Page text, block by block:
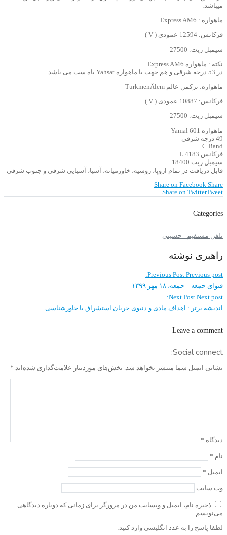
میباشد:
ماهواره : Express AM6
فرکانس: 12594 عمودی ( V )
سیمبل ریت: 27500
نکته : ماهواره Express AM6
در 53 درجه شرقی و هم جهت با ماهواره Yahsat یاه ست می باشد
ماهواره: ترکمن عالم TurkmenÄlem
فرکانس: 10887 عمودی ( V )
سیمبل ریت: 27500
ماهواره Yamal 601
49 درجه شرقی
C Band
فرکانس 4183 L
سیمبل ریت 18400
قابل دریافت در تمام اروپا، روسیه، خاورمیانه، آسیا، آسیایی شرقی و جنوب شرقی
Share on Facebook Share
Share on TwitterTweet
Categories
تلفن مستقیم - حسینی
راهبری نوشته
Previous Post Previous post:
فتوای جمعه – جمعه، ۱۸ مهر ۱۳۹۹
Next Post Next post:
اندیشه برتر : اهداف مادی و دنیوی جریان استشراق یا خاورشناسی
Leave a comment
Social connect:
نشانی ایمیل شما منتشر نخواهد شد. بخش‌های موردنیاز علامت‌گذاری شده‌اند *
دیدگاه *
نام *
ایمیل *
وب‌ سایت
ذخیره نام، ایمیل و وبسایت من در مرورگر برای زمانی که دوباره دیدگاهی
می‌نویسم.
لطفا پاسخ را به عدد انگلیسی وارد کنید: